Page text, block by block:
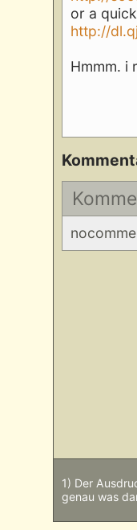
or a
http://
Hmmm. i
1) Der
genau was